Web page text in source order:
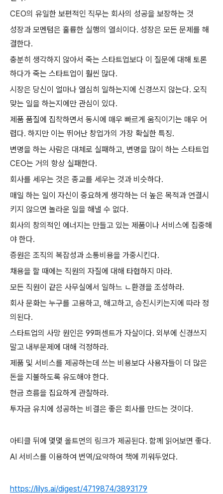
CEO의 유일한 보편적인 직무는 회사의 성공을 보장하는 것
성장과 모멘텀은 훌륭한 실행의 열쇠이다. 성장은 모든 문제를 해
결한다.
충분히 생각하지 않아서 죽는 스타트업보다 이 질문에 대해 토론
하다가 죽는 스타트업이 훨씬 많다.
시장은 당신이 얼마나 열심히 일하는지에 신경쓰지 않는다. 오직
맞는 일을 하는지에만 관심이 있다.
제품 품질에 집착하면서 동시에 매우 빠르게 움직이기는 매우 어
렵다. 하지만 이는 뛰어난 창업가의 가장 확실한 특징.
변명을 하는 사람은 대체로 실패하고, 변명을 많이 하는 스타트업
CEO는 거의 항상 실패한다.
회사를 세우는 것은 종교를 세우는 것과 비슷하다.
매일 하는 일이 자신이 중요하게 생각하는 더 높은 목적과 연결시
키지 않으면 놀라운 일을 해낼 수 없다.
회사의 창의적인 에너지는 만들고 있는 제품이나 서비스에 집중해
야 한다.
증원은 조직의 복잡성과 소통비용을 가중시킨다.
채용을 할 때에는 직원의 자질에 대해 타협하지 마라.
모든 직원이 같은 사무실에서 일하느 ㄴ환경을 조성하라.
회사 문화는 누구를 고용하고, 해고하고, 승진시키는지에 따라 정
의된다.
스타트업의 사망 원인은 99퍼센트가 자살이다. 외부에 신경쓰지
말고 내부문제에 대해 걱정하라.
제품 및 서비스를 제공하는데 쓰는 비용보다 사용자들이 더 많은
돈을 지불하도록 유도해야 한다.
현금 흐름을 집요하게 관찰하라.
투자금 유치에 성공하는 비결은 좋은 회사를 만드는 것이다.
아티클 뒤에 몇몇 올트먼의 링크가 제공된다. 함께 읽어보면 좋다.
AI 서비스를 이용하여 번역/요약하여 책에 끼워두었다.
https://lilys.ai/digest/4719874/3893179